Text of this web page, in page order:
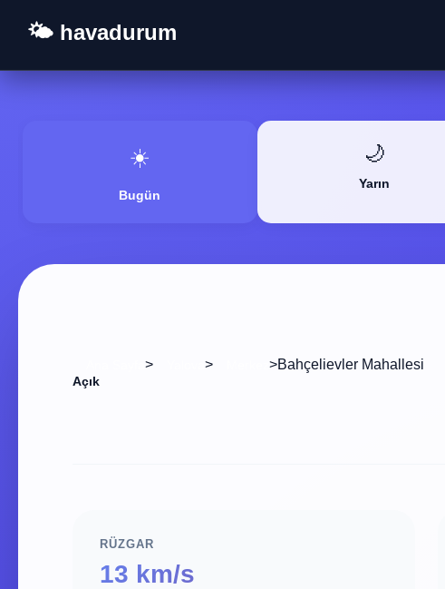
🌤️ havadurum
☀️
Bugün
🌙
Yarın
> > >Bahçelievler Mahallesi
Açık
RÜZGAR
13 km/s